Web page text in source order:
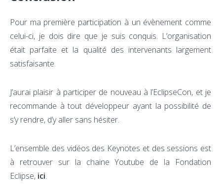
Pour ma première participation à un évènement comme
celui-ci, je dois dire que je suis conquis. L’organisation
était parfaite et la qualité des intervenants largement
satisfaisante.
J’aurai plaisir à participer de nouveau à l’EclipseCon, et je
recommande à tout développeur ayant la possibilité de
s’y rendre, d’y aller sans hésiter.
L’ensemble des vidéos des Keynotes et des sessions est
à retrouver sur la chaine Youtube de la Fondation
Eclipse, ici.